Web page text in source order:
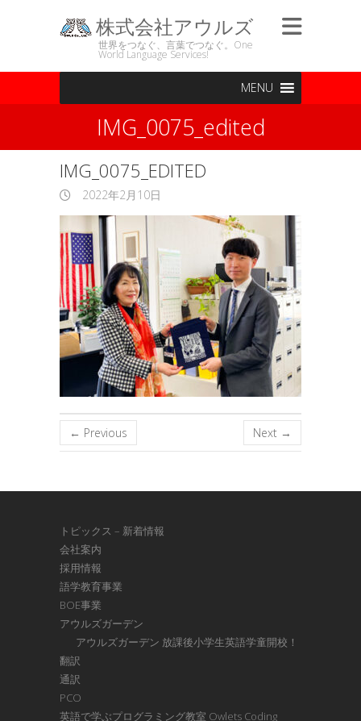
株式会社アウルズ
世界をつなぐ、言葉でつなぐ。One
World Language Services!
MENU
IMG_0075_edited
IMG_0075_EDITED
2022年2月10日
← Previous Next →
トピックス – 新着情報
会社案内
採用情報
語学教育事業
BOE事業
アウルズガーデン
アウルズガーデン 放課後小学生英語学童開校！
翻訳
通訳
PCO
英語で学ぶプログラミング教室 Owlets Coding